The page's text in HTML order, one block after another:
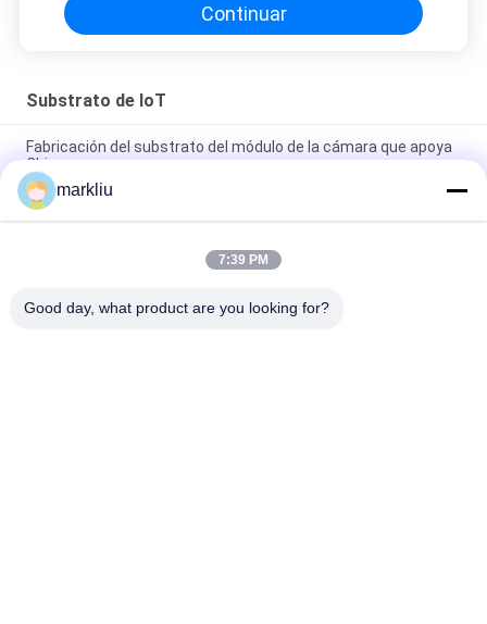
Continuar
Substrato de IoT
Fabricación del substrato del módulo de la cámara que apoya
China
Apoyo de la fabricación del substrato de los sensores del
paquete de QFN
Producción del substrato del paquete de BGA/QFN para el
markliu
7:39 PM
Good day, what product are you looking for?